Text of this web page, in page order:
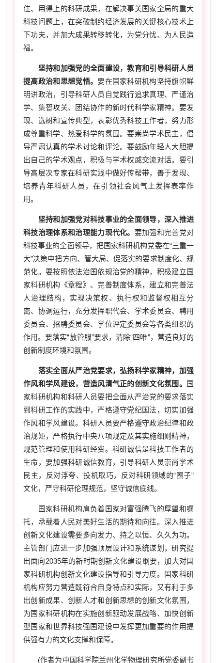
住、用得上的科研成果，在解决事关国家全局的重大
科技问题上，在突破制约经济发展的关键核心技术上
下功夫，并加大成果转移转化，为党分忧、为人民造
福。
坚持和加强党的全面建设，教育和引导科研人员
提高政治和思想觉悟。要在国家科研机构坚持旗帜鲜
明讲政治，引导科研人员自觉践行追求真理、严谨治
学、集智攻关、团结协作的新时代科学家精神。要发
现、选树和宣传典型，表彰优秀科技工作者，努力形
成尊重科学、热爱科学的氛围。要崇尚学术民主，倡
导严肃认真的学术讨论和评论。要鼓励年轻人大胆提
出自己的学术观点，积极与学术权威交流对话。要引
导高层次专家在科研实践中做好传帮带，善于发现、
培养青年科研人员，在引领社会风气上发挥表率作
用。
坚持和加强党对科技事业的全面领导，深入推进
科技治理体系和治理能力现代化。 要加强和完善党对
科技事业的全面领导，把国家科研机构党委在“三重一
大”决策中把方向、管大局、促落实的要求制度化、规
范化。要按照依法治国依规治党的精神，积极建立国
家科研机构《章程》、完善制度体系，建立和完善法
人治理结构，实现决策权、执行权和监督权相互分
离、协调运行，充分发挥职代会、学术委员会、聘用
委员会、招聘委员会、学位评定委员会等各类组织的
作用。要落实“放管服”要求，清除“四唯”，营造良好的
创新制度环境和氛围。
落实全面从严治党要求，弘扬科学家精神，加强
作风和学风建设，营造风清气正的创新文化氛围。
国
家科研机构和科研人员要把全面从严治党的要求落实
到科研工作的实践中，严格遵守党纪国法，切实加强
作风和学风建设。科研人员要严格遵守政治纪律和政
治规矩，严格执行中央八项规定及其实施细则精神，
规范管理和使用科研经费。科研诚信是科技工作者的
生命，要加强科研诚信教育，引导科研人员崇尚学术
民主，反对浮夸、投机取巧，反对科研领域的“圈子”
文化，严守科研伦理规范，坚守诚信底线。
国家科研机构肩负着国家对富强腾飞的厚望和嘱
托，承载着人民对美好生活的期待和向往。深入推进
创新文化建设需要多向发力、持之以恒、久久为功。
主管部门应进一步加强顶层设计和系统谋划，研究提
出面向2035年的新时期创新文化建设纲要，加大对国
家科研机构创新文化建设指导和引导力度。国家科研
机构应努力营造既符合自身特点和实际，又有利于多
出创新成果、创新人才和创新思想的创新文化氛围，
为国家科研机构在实施创新驱动发展战略、加快创新
型国家和世界科技强国建设中发挥更加重要的作用提
供强有力的文化支撑和保障。
(作者为中国科学院兰州化学物理研究所党委副书